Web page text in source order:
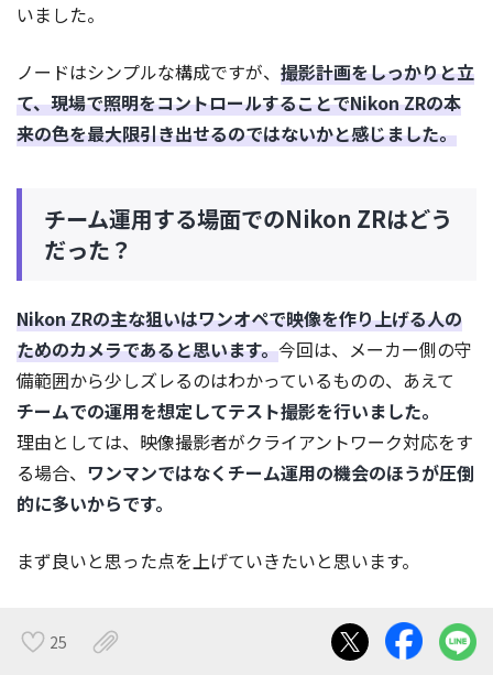
25
いました。
ノードはシンプルな構成ですが、 撮影計画をしっかりと立
て、現場で照明をコントロールすることでNikon ZRの本
来の色を最大限引き出せるのではないかと感じました。
チーム運用する場面でのNikon ZRはどう
だった？
Nikon ZRの主な狙いはワンオペで映像を作り上げる人の
ためのカメラであると思います。今回は、メーカー側の守
備範囲から少しズレるのはわかっているものの、あえて
チームでの運用を想定してテスト撮影を行いました。
理由としては、映像撮影者がクライアントワーク対応をす
る場合、 ワンマンではなくチーム運用の機会のほうが圧倒
的に多いからです。
まず良いと思った点を上げていきたいと思います。
4インチのモニターはやはり素晴らしい